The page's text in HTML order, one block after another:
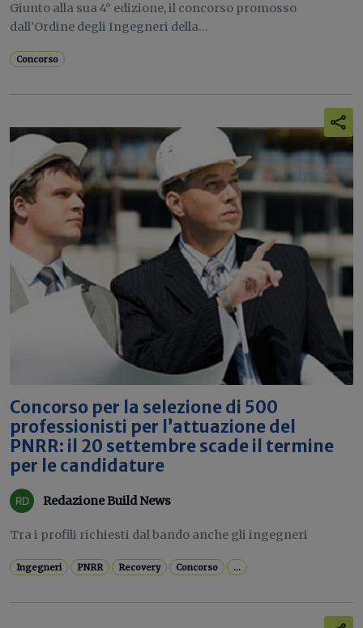
Giunto alla sua 4° edizione, il concorso promosso
dall’Ordine degli Ingegneri della...
Concorso
Concorso per la selezione di 500
professionisti per l’attuazione del
PNRR: il 20 settembre scade il termine
per le candidature
Redazione Build News
Tra i profili richiesti dal bando anche gli ingegneri
Ingegneri PNRR Recovery Concorso ...